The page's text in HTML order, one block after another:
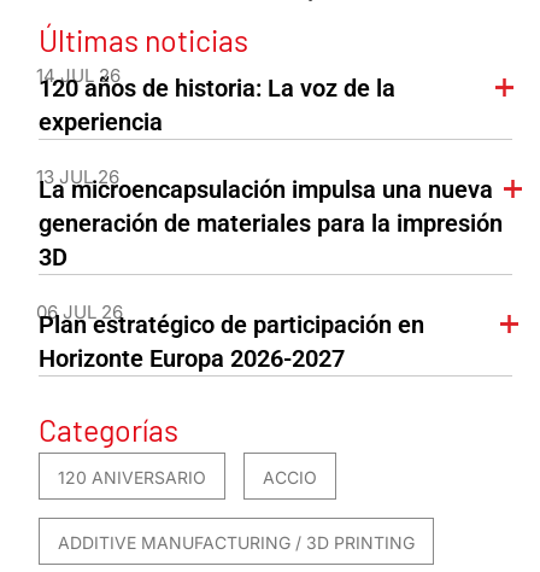
Últimas noticias
14 JUL 26
120 años de historia: La voz de la
experiencia
13 JUL 26
La microencapsulación impulsa una nueva
generación de materiales para la impresión
3D
06 JUL 26
Plan estratégico de participación en
Horizonte Europa 2026-2027
Categorías
120 ANIVERSARIO ACCIO
ADDITIVE MANUFACTURING / 3D PRINTING